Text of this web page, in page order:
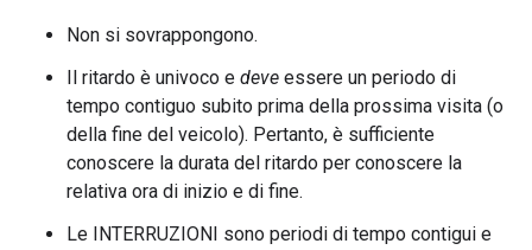
Non si sovrappongono.
Il ritardo è univoco e deve essere un periodo di
tempo contiguo subito prima della prossima visita (o
della fine del veicolo). Pertanto, è sufficiente
conoscere la durata del ritardo per conoscere la
relativa ora di inizio e di fine.
Le INTERRUZIONI sono periodi di tempo contigui e